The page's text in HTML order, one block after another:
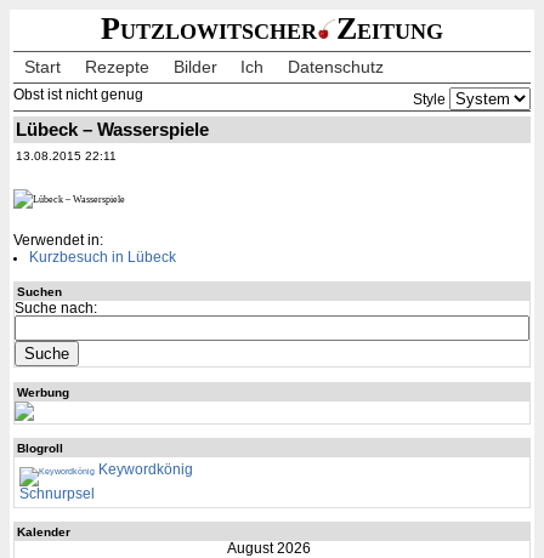
Putzlowitscher Zeitung
Start Rezepte Bilder Ich Datenschutz
Obst ist nicht genug Style
Lübeck – Wasserspiele
13.08.2015 22:11
Verwendet in:
Kurzbesuch in Lübeck
Suchen
Suche nach:
Werbung
Blogroll
Keywordkönig
Schnurpsel
Kalender
August 2026